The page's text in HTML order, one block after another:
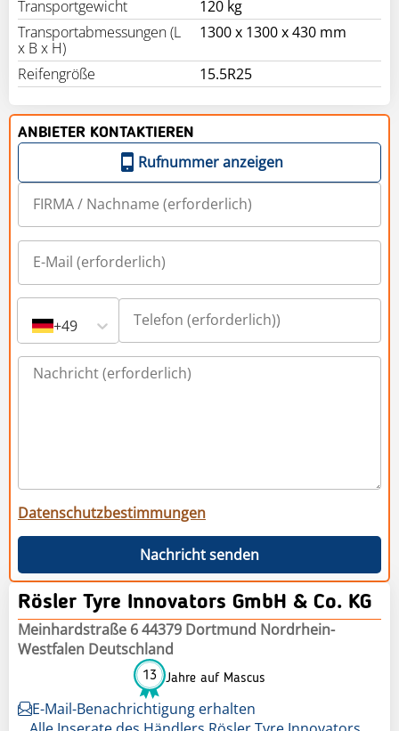
Transportgewicht
120 kg
Transportabmessungen (L
x B x H)
1300 x 1300 x 430 mm
Reifengröße 15.5R25
ANBIETER KONTAKTIEREN
Rufnummer anzeigen
+49
Datenschutzbestimmungen
Nachricht senden
Rösler Tyre Innovators GmbH & Co. KG
Meinhardstraße 6 44379 Dortmund Nordrhein-
Westfalen Deutschland
13 Jahre auf Mascus
E-Mail-Benachrichtigung erhalten